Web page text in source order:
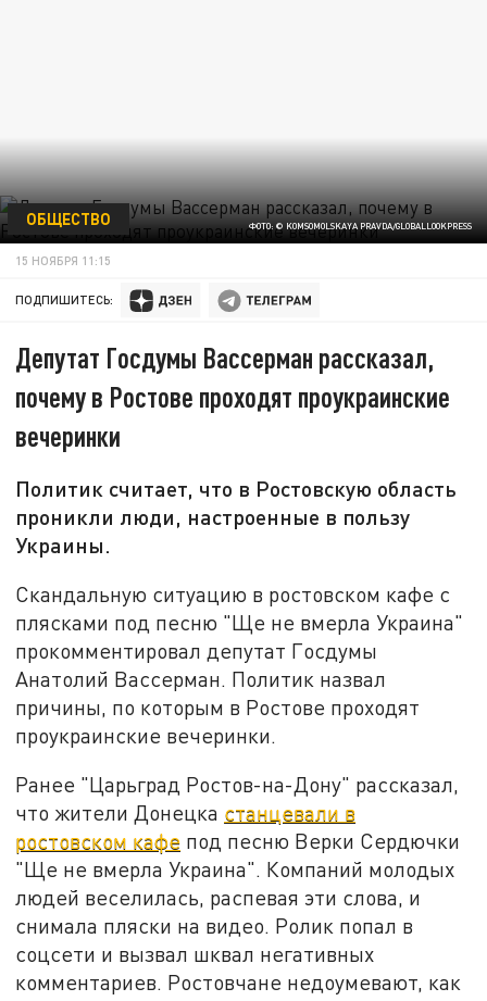
ФОТО: © KOMSOMOLSKAYA PRAVDA/GLOBALLOOKPRESS
ОБЩЕСТВО
15 НОЯБРЯ 11:15
ПОДПИШИТЕСЬ:
Депутат Госдумы Вассерман рассказал,
почему в Ростове проходят проукраинские
вечеринки
Политик считает, что в Ростовскую область
проникли люди, настроенные в пользу
Украины.
Скандальную ситуацию в ростовском кафе с
плясками под песню "Ще не вмерла Украина"
прокомментировал депутат Госдумы
Анатолий Вассерман. Политик назвал
причины, по которым в Ростове проходят
проукраинские вечеринки.
Ранее "Царьград Ростов-на-Дону" рассказал,
что жители Донецка станцевали в
ростовском кафе под песню Верки Сердючки
"Ще не вмерла Украина". Компаний молодых
людей веселилась, распевая эти слова, и
снимала пляски на видео. Ролик попал в
соцсети и вызвал шквал негативных
комментариев. Ростовчане недоумевают, как